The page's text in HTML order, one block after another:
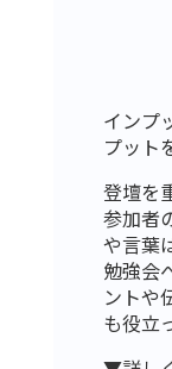
インプ
プット
登壇を
参加者
や言葉
勉強会
ントや
も役立